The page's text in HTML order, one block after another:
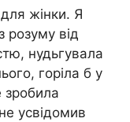
жінки. Я
розуму від
нудьгувала
горіла б у
зробила
усвідомив